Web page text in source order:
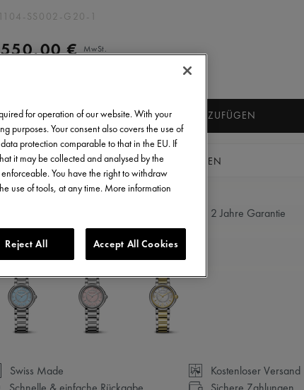
SS002-G20-1
€ MwSt.
ZUM WARENKORB HINZUFÜGEN
EINE BOUTIQUE FINDEN
2 Jahre Garantie
in 3 Variationen
Swiss Made
Kostenloser Versand
for operation of our website. With your
purposes. Your consent also covers the use of
protection comparable to that in the EU. If
it may be collected and analysed by the
You have the right to withdraw
use of tools, at any time. More information
Reject All Accept All Cookies